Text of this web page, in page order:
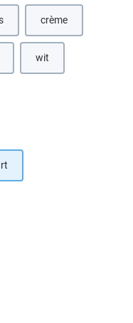
niet beschikbaar.)
optie is momenteel niet
crème(Deze optie is
optie is momenteel niet
wit(Deze optie is
niet beschikbaar.)